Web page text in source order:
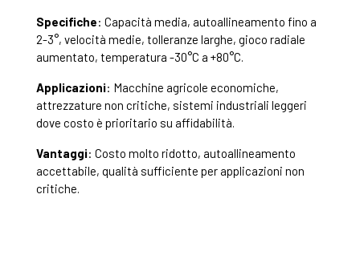
Specifiche: Capacità media, autoallineamento fino a
2-3°, velocità medie, tolleranze larghe, gioco radiale
aumentato, temperatura -30°C a +80°C.
Applicazioni: Macchine agricole economiche,
attrezzature non critiche, sistemi industriali leggeri
dove costo è prioritario su affidabilità.
Vantaggi: Costo molto ridotto, autoallineamento
accettabile, qualità sufficiente per applicazioni non
critiche.